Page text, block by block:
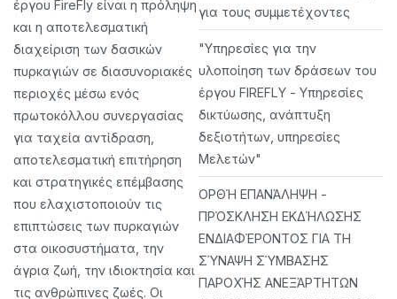
έργου FireFly είναι η πρόληψη
και η αποτελεσματική
διαχείριση των δασικών
πυρκαγιών σε διασυνοριακές
περιοχές μέσω ενός
πρωτοκόλλου συνεργασίας
για ταχεία αντίδραση,
αποτελεσματική επιτήρηση
και στρατηγικές επέμβασης
που ελαχιστοποιούν τις
επιπτώσεις των πυρκαγιών
στα οικοσυστήματα, την
άγρια ζωή, την ιδιοκτησία και
τις ανθρώπινες ζωές. Οι
για τους συμμετέχοντες
"Υπηρεσίες για την
υλοποίηση των δράσεων του
έργου FIREFLY - Υπηρεσίες
δικτύωσης, ανάπτυξη
δεξιοτήτων, υπηρεσίες
Μελετών"
ΟΡΘΉ ΕΠΑΝΆΛΗΨΗ -
ΠΡΌΣΚΛΗΣΗ ΕΚΔΉΛΩΣΗΣ
ΕΝΔΙΑΦΈΡΟΝΤΟΣ ΓΙΑ ΤΗ
ΣΎΝΑΨΗ ΣΎΜΒΑΣΗΣ
ΠΑΡΟΧΉΣ ΑΝΕΞΆΡΤΗΤΩΝ